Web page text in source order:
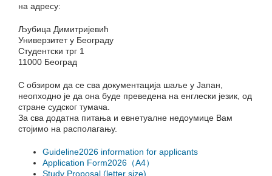
на адресу:
Љубица Димитријевић
Универзитет у Београду
Студентски трг 1
11000 Београд
С обзиром да се сва документација шаље у Јапан,
неопходно је да она буде преведена на енглески језик, од
стране судског тумача.
За сва додатна питања и евнетуалне недоумице Вам
стојимо на располагању.
Guideline2026 information for applicants
Application Form2026（A4）
Study Proposal (letter size)